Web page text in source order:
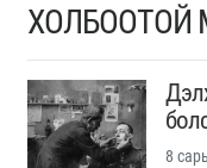
ХОЛБООТОЙ
8